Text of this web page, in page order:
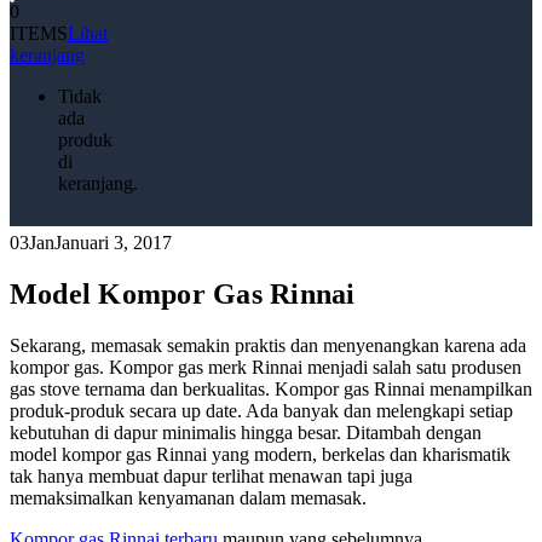
0
ITEMSLihat
keranjang
Tidak
ada
produk
di
keranjang.
03JanJanuari 3, 2017
Model Kompor Gas Rinnai
Sekarang, memasak semakin praktis dan menyenangkan karena ada
kompor gas. Kompor gas merk Rinnai menjadi salah satu produsen
gas stove ternama dan berkualitas. Kompor gas Rinnai menampilkan
produk-produk secara up date. Ada banyak dan melengkapi setiap
kebutuhan di dapur minimalis hingga besar. Ditambah dengan
model kompor gas Rinnai yang modern, berkelas dan kharismatik
tak hanya membuat dapur terlihat menawan tapi juga
memaksimalkan kenyamanan dalam memasak.